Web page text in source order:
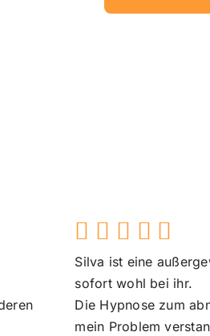
Silva ist eine
sofort wohl bei ihr.
Die Hypnose zum
mein Problem